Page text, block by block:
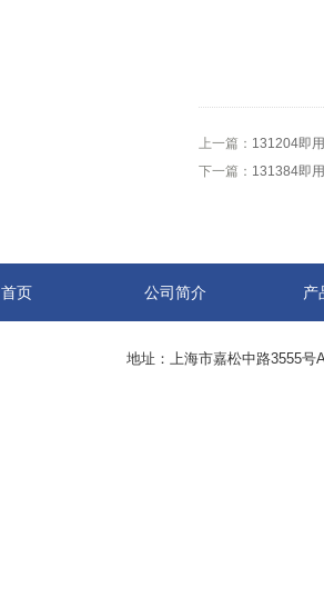
上一篇： 131204即
下一篇： 131384即
首页 公司简介 产
地址：上海市嘉松中路3555